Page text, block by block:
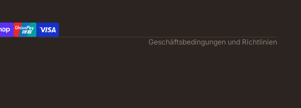
Geschäftsbedingungen und Richtlinien